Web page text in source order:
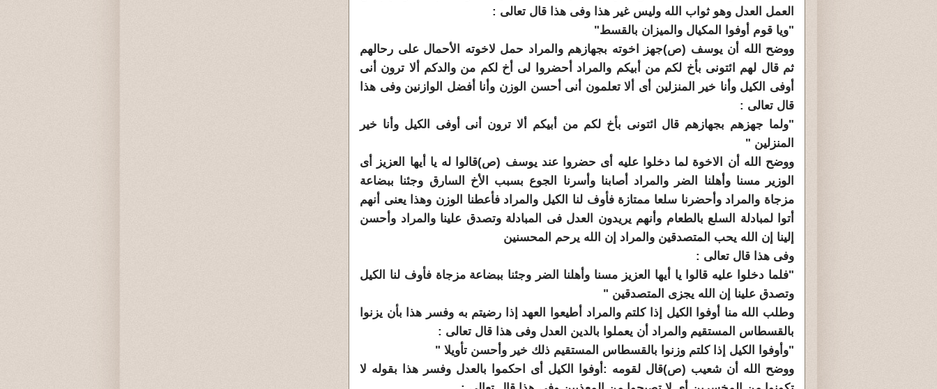
العمل العدل وهو ثواب الله وليس غير هذا وفى هذا قال تعالى :
"ويا قوم أوفوا المكيال والميزان بالقسط"
ووضح الله أن يوسف (ص)جهز اخوته بجهازهم والمراد حمل لاخوته الأحمال على رحالهم
ثم قال لهم ائتونى بأخ لكم من أبيكم والمراد أحضروا لى أخ لكم من والدكم ألا ترون أنى
أوفى الكيل وأنا خير المنزلين أى ألا تعلمون أنى أحسن الوزن وأنا أفضل الوازنين وفى هذا
قال تعالى :
"ولما جهزهم بجهازهم قال ائتونى بأخ لكم من أبيكم ألا ترون أنى أوفى الكيل وأنا خير
المنزلين "
ووضح الله أن الاخوة لما دخلوا عليه أى حضروا عند يوسف (ص)قالوا له يا أيها العزيز أى
الوزير مسنا وأهلنا الضر والمراد أصابنا وأسرنا الجوع بسبب الأخ السارق وجئنا ببضاعة
مزجاة والمراد وأحضرنا سلعا ممتازة فأوف لنا الكيل والمراد فأعطنا الوزن وهذا يعنى أنهم
أتوا لمبادلة السلع بالطعام وأنهم يريدون العدل فى المبادلة وتصدق علينا والمراد وأحسن
إلينا إن الله يحب المتصدقين والمراد إن الله يرحم المحسنين
وفى هذا قال تعالى :
"فلما دخلوا عليه قالوا يا أيها العزيز مسنا وأهلنا الضر وجئنا ببضاعة مزجاة فأوف لنا الكيل
وتصدق علينا إن الله يجزى المتصدقين "
وطلب الله منا أوفوا الكيل إذا كلتم والمراد أطيعوا العهد إذا رضيتم به وفسر هذا بأن يزنوا
بالقسطاس المستقيم والمراد أن يعملوا بالدين العدل وفى هذا قال تعالى :
"وأوفوا الكيل إذا كلتم وزنوا بالقسطاس المستقيم ذلك خير وأحسن تأويلا "
ووضح الله أن شعيب (ص)قال لقومه :أوفوا الكيل أى احكموا بالعدل وفسر هذا بقوله لا